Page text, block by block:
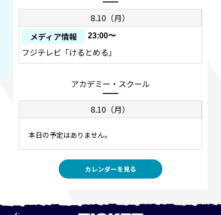
8.10（月）
メディア情報
23:00〜
フジテレビ「けるとめる」
アカデミー・スクール
8.10（月）
本日の予定はありません。
カレンダーを見る